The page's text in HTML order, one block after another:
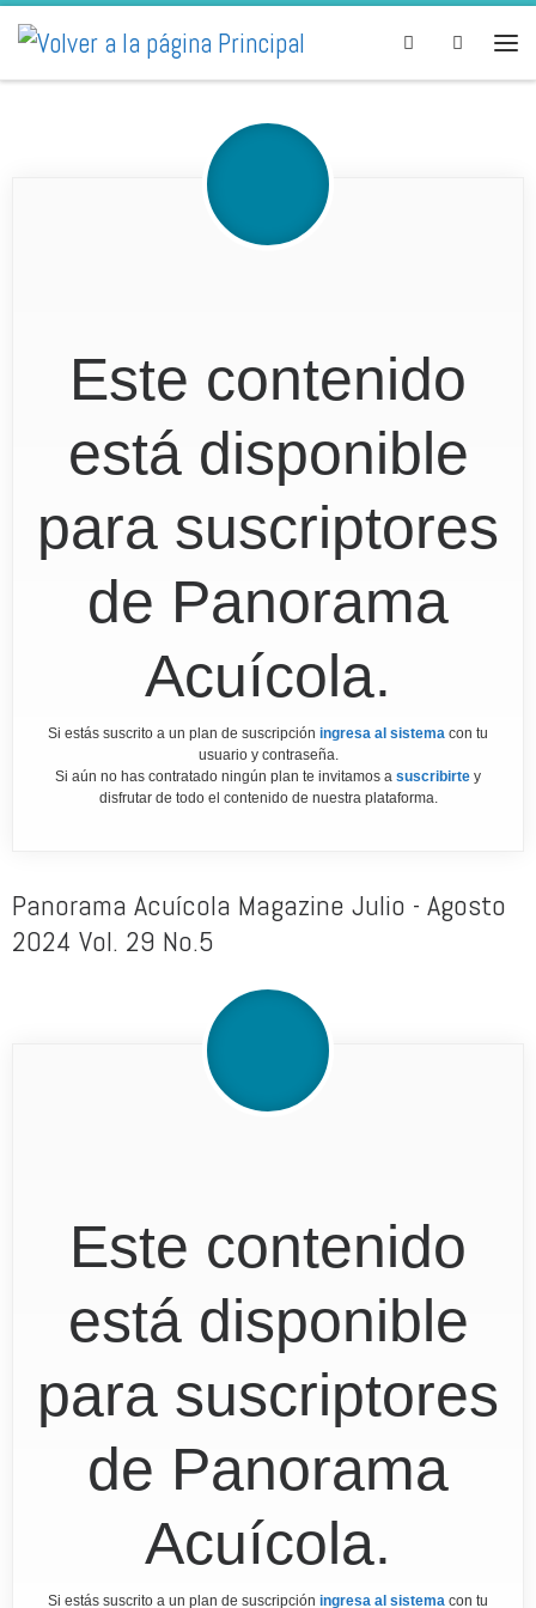
Skip to content Search
Este contenido
está disponible
para suscriptores
de Panorama
Acuícola.
Si estás suscrito a un plan de suscripción ingresa al sistema con tu
usuario y contraseña.
Si aún no has contratado ningún plan te invitamos a suscribirte y
disfrutar de todo el contenido de nuestra plataforma.
Panorama Acuícola Magazine Julio - Agosto
2024 Vol. 29 No.5
Este contenido
está disponible
para suscriptores
de Panorama
Acuícola.
Si estás suscrito a un plan de suscripción ingresa al sistema con tu